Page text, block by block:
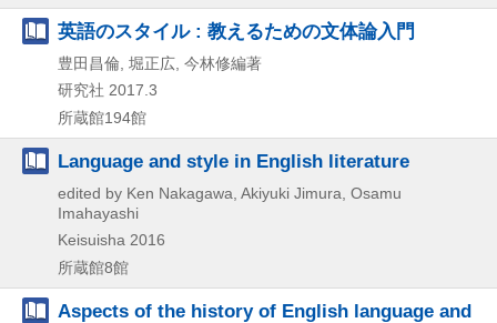
英語のスタイル : 教えるための文体論入門
豊田昌倫, 堀正広, 今林修編著
研究社 2017.3
所蔵館194館
Language and style in English literature
edited by Ken Nakagawa, Akiyuki Jimura, Osamu
Imahayashi
Keisuisha 2016
所蔵館8館
Aspects of the history of English language and